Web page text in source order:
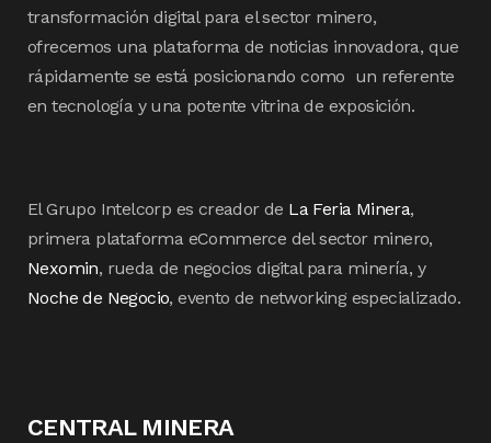
transformación digital para el sector minero,
ofrecemos una plataforma de noticias innovadora, que
rápidamente se está posicionando como un referente
en tecnología y una potente vitrina de exposición.
El Grupo Intelcorp es creador de La Feria Minera,
primera plataforma eCommerce del sector minero,
Nexomin, rueda de negocios digital para minería, y
Noche de Negocio, evento de networking especializado.
CENTRAL MINERA